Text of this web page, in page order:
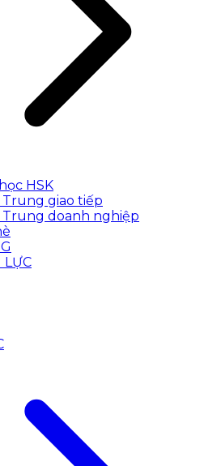
HSK
Trung giao tiếp
Trung doanh nghiệp
LỰC